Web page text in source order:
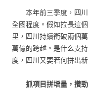
本年前三季度，四
全國程度。假如拉長這
里，四川持續衝破兩個
萬億的跨越。是什么支
度，四川又要若何拼出
抓項目拼增量，攢勁